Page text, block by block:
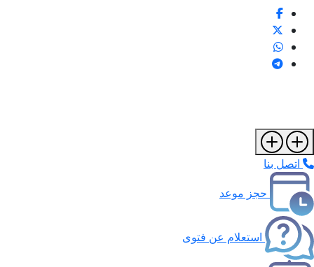
اتصل بنا
حجز موعد
استعلام عن فتوى